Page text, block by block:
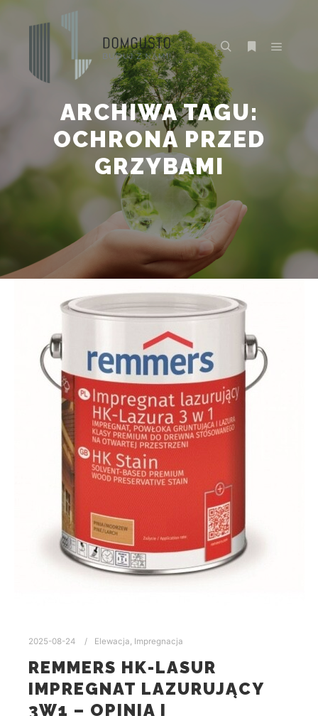
ARCHIWA TAGU:
OCHRONA PRZED
GRZYBAMI
2025-08-24 Elewacja, Impregnacja
REMMERS HK-LASUR
IMPREGNAT LAZURUJĄCY
3W1 – OPINIA I